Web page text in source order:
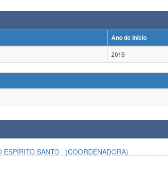
Ano de Início
2015
ESPÍRITO SANTO
(COORDENADORA)